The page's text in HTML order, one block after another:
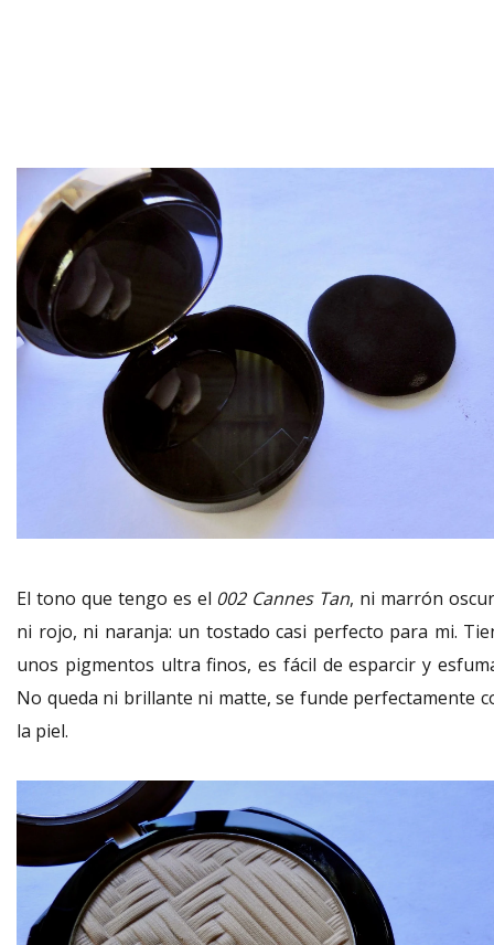
El tono que tengo es el 002 Cannes Tan, ni marrón
ni rojo, ni naranja: un tostado casi perfecto para mi.
unos pigmentos ultra finos, es fácil de esparcir y
No queda ni brillante ni matte, se funde perfectamente
la piel.